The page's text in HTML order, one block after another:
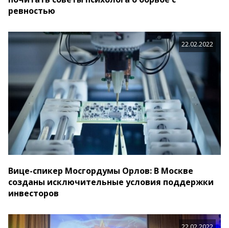
ревностью
22.02.2022
Вице-спикер Мосгордумы Орлов: В Москве
созданы исключительные условия поддержки
инвесторов